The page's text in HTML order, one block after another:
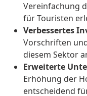
Vereinfachung
für Touristen
Verbessertes
Vorschriften
diesem Sektor
Erweiterte
Erhöhung der
entscheidend